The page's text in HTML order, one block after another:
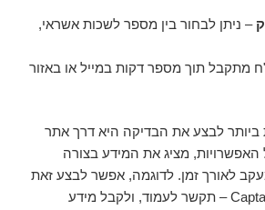
– ניתן לבחור בין מספר לשכות אשראי,
מתקבל תוך מספר דקות במייל או באזור
ביותר לבצע את הבדיקה היא דרך אתר
מציג את המידע בצורה
לאורך זמן. לדוגמה, אפשר לבצע זאת
בקלות דרך Captain Credit – תקשר לעמוד, ולקבל מידע